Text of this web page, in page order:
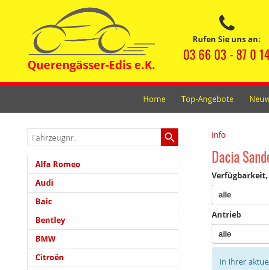
Rufen Sie uns an:
03 66 03 - 87 0
Home Top-Angebote
info
Dacia
Antrieb
In Ihrer
Fahrzeugnr.
Alfa Romeo
Audi
Baic
Bentley
BMW
Citroën